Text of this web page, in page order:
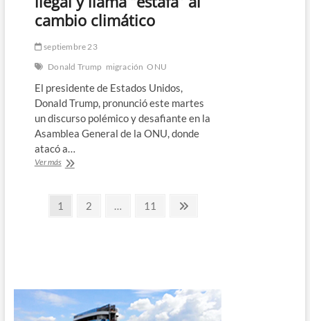
cambio climático
septiembre 23
Donald Trump migración ONU
El presidente de Estados Unidos,
Donald Trump, pronunció este martes
un discurso polémico y desafiante en la
Asamblea General de la ONU, donde
atacó a…
Ver másTrump
ONU
“estafa”
Paginación
Página
1 Página
2 … Página
11
Página